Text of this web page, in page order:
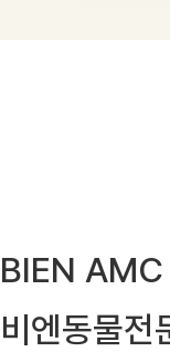
BIEN AMC
비엔동물전